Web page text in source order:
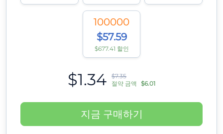
100000
$57.59
$677.41 할인
$1.34
$7.35
절약 금액 $6.01
지금 구매하기